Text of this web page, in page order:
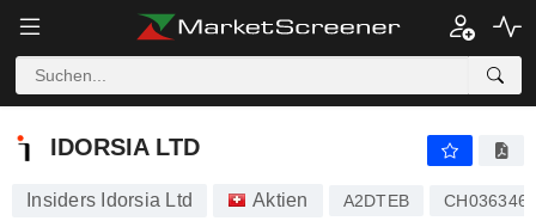
IDORSIA LTD
IDORSIA LTD
Insiders Idorsia Ltd Aktien A2DTEB